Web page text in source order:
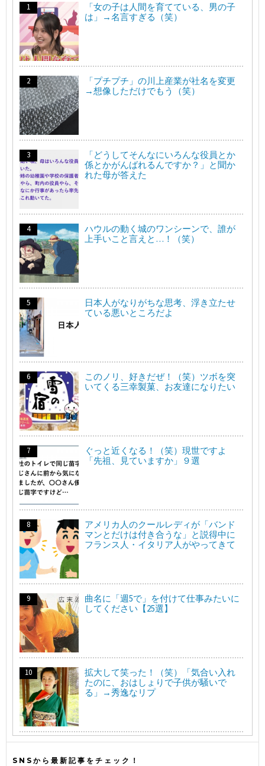
「女の子は人間を育てている、男の子
は」→名言すぎる（笑）
「プチプチ」の川上産業が社名を変更
→想像しただけでもう（笑）
「どうしてそんなにいろんな役員とか
係とかがんばれるんですか？」と聞か
れた母が答えた
ハウルの動く城のワンシーンで、誰が
上手いこと言えと…！（笑）
日本人がなりがちな思考、浮き立たせ
ている悪いところだよ
このノリ、好きだぜ！（笑）ツボを突
いてくる三幸製菓、お友達になりたい
ぐっと近くなる！（笑）現世ですよ
「先祖、見ていますか」９選
アメリカ人のクールレディが「バンド
マンとだけは付き合うな」と説得中に
フランス人・イタリア人がやってきて
曲名に「週5で」を付けて仕事みたいに
してください【25選】
拡大して笑った！（笑）「気合い入れ
たのに、おはしょりで子供が騒いで
る」→秀逸なリプ
SNSから最新記事をチェック！